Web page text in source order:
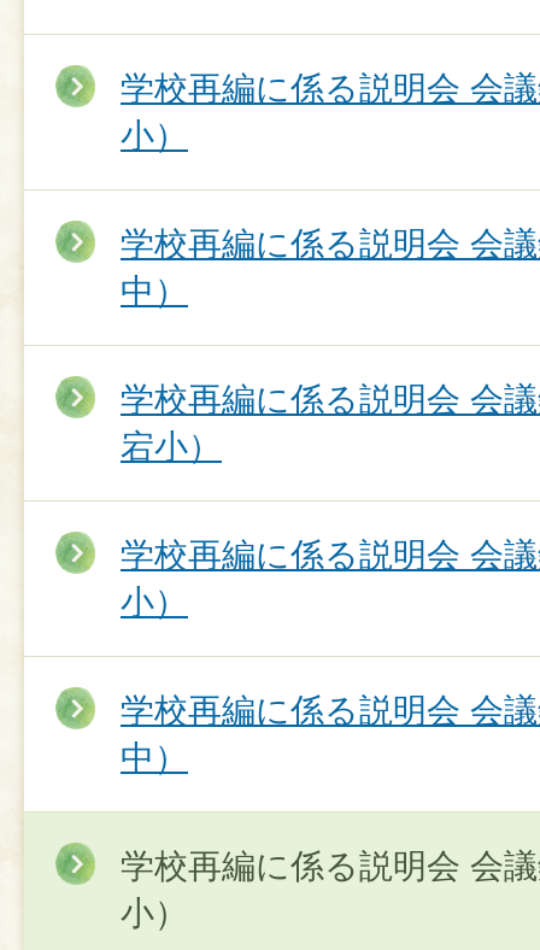
学校再編に係る説明会 会
小）
学校再編に係る説明会 会
中）
学校再編に係る説明会 会
宕小）
学校再編に係る説明会 会
小）
学校再編に係る説明会 会
中）
学校再編に係る説明会 会
小）